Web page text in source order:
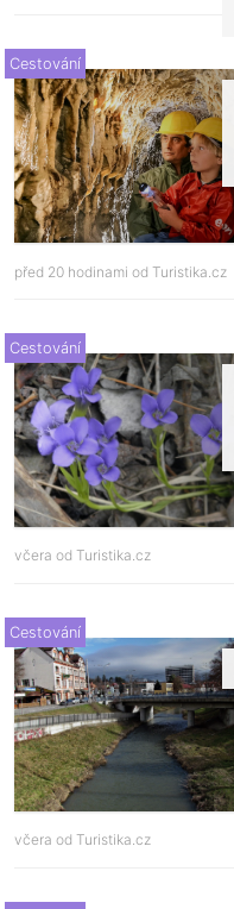
Cestování
před 20 hodinami od Turistika.cz
Cestování
včera od Turistika.cz
Cestování
včera od Turistika.cz